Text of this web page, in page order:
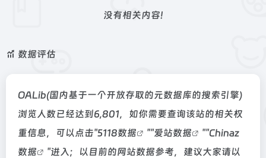
没有相关内容!
数据评估
OALib(国内基于一个开放存取的元数据库的搜索引擎)
浏览人数已经达到6,801，如你需要查询该站的相关权
重信息，可以点击"5118数据 ""爱站数据 ""Chinaz
数据
"进入；以目前的网站数据参考，建议大家请以